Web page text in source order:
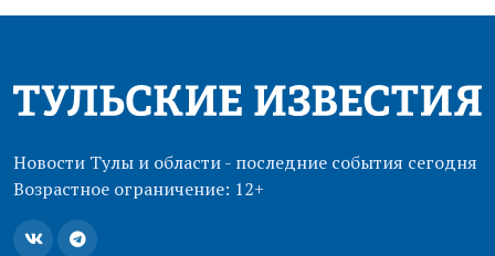
Новости Тулы и области - последние события сегодня
Возрастное ограничение: 12+